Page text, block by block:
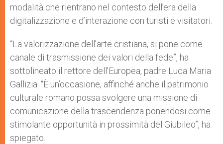
modalità che rientrano nel contesto dell’era della
digitalizzazione e d’interazione con turisti e visitatori.
“La valorizzazione dell’arte cristiana, si pone come
canale di trasmissione dei valori della fede”, ha
sottolineato il rettore dell’Europea, padre Luca Maria
Gallizia. “È un’occasione, affinché anche il patrimonio
culturale romano possa svolgere una missione di
comunicazione della trascendenza ponendosi come
stimolante opportunità in prossimità del Giubileo”, ha
spiegato.